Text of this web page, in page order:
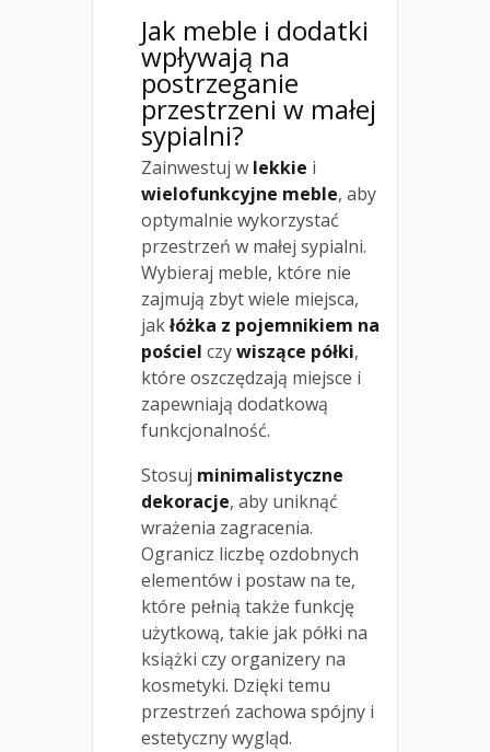
Jak meble i dodatki
wpływają na
postrzeganie
przestrzeni w małej
sypialni?
Zainwestuj w lekkie i
wielofunkcyjne meble, aby
optymalnie wykorzystać
przestrzeń w małej sypialni.
Wybieraj meble, które nie
zajmują zbyt wiele miejsca,
jakłóżka z pojemnikiem na
pościel czywiszące półki,
które oszczędzają miejsce i
zapewniają dodatkową
funkcjonalność.
Stosuj minimalistyczne
dekoracje, aby uniknąć
wrażenia zagracenia.
Ogranicz liczbę ozdobnych
elementów i postaw na te,
które pełnią także funkcję
użytkową, takie jak półki na
książki czy organizery na
kosmetyki. Dzięki temu
przestrzeń zachowa spójny i
estetyczny wygląd.